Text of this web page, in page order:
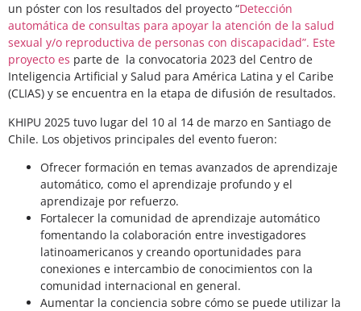
un póster con los resultados del proyecto “Detección
automática de consultas para apoyar la atención de la salud
sexual y/o reproductiva de personas con discapacidad”. Este
proyecto es parte de la convocatoria 2023 del Centro de
Inteligencia Artificial y Salud para América Latina y el Caribe
(CLIAS) y se encuentra en la etapa de difusión de resultados.
KHIPU 2025 tuvo lugar del 10 al 14 de marzo en Santiago de
Chile. Los objetivos principales del evento fueron:
Ofrecer formación en temas avanzados de aprendizaje
automático, como el aprendizaje profundo y el
aprendizaje por refuerzo.
Fortalecer la comunidad de aprendizaje automático
fomentando la colaboración entre investigadores
latinoamericanos y creando oportunidades para
conexiones e intercambio de conocimientos con la
comunidad internacional en general.
Aumentar la conciencia sobre cómo se puede utilizar la